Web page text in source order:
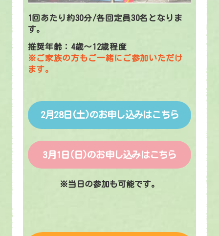
1回あたり約30分/各回定員30名となりま
す。
推奨年齢：4歳～12歳程度
※ご家族の方もご一緒にご参加いただけ
ます。
2月28日(土)のお申し込みはこちら
3月1日(日)のお申し込みはこちら
※当日の参加も可能です。